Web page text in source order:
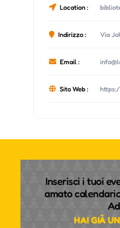
Location :
Indirizzo : Via
Email :
Sito Web :
Inserisci i tuoi
amato
HAI GIÀ